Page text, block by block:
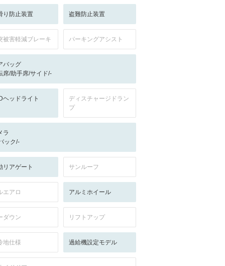
り防止装置 盗難防止装置
被害軽減ブレーキ パーキングアシスト
バッグ
席/助手席/サイド/-
ヘッドライト
ディスチャージドラン
プ
ラ
ック/-
リアゲート サンルーフ
エアロ アルミホイール
ダウン リフトアップ
地仕様 過給機設定モデル